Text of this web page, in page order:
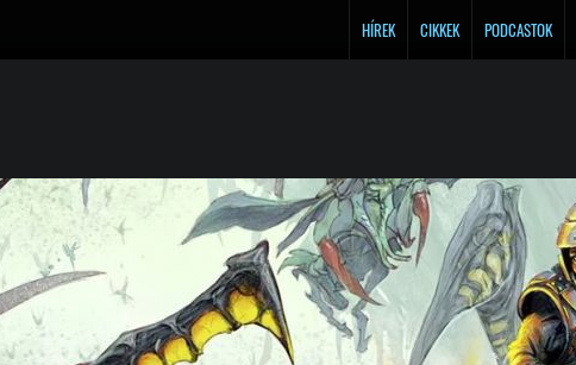
HÍREK CIKKEK PODCASTOK